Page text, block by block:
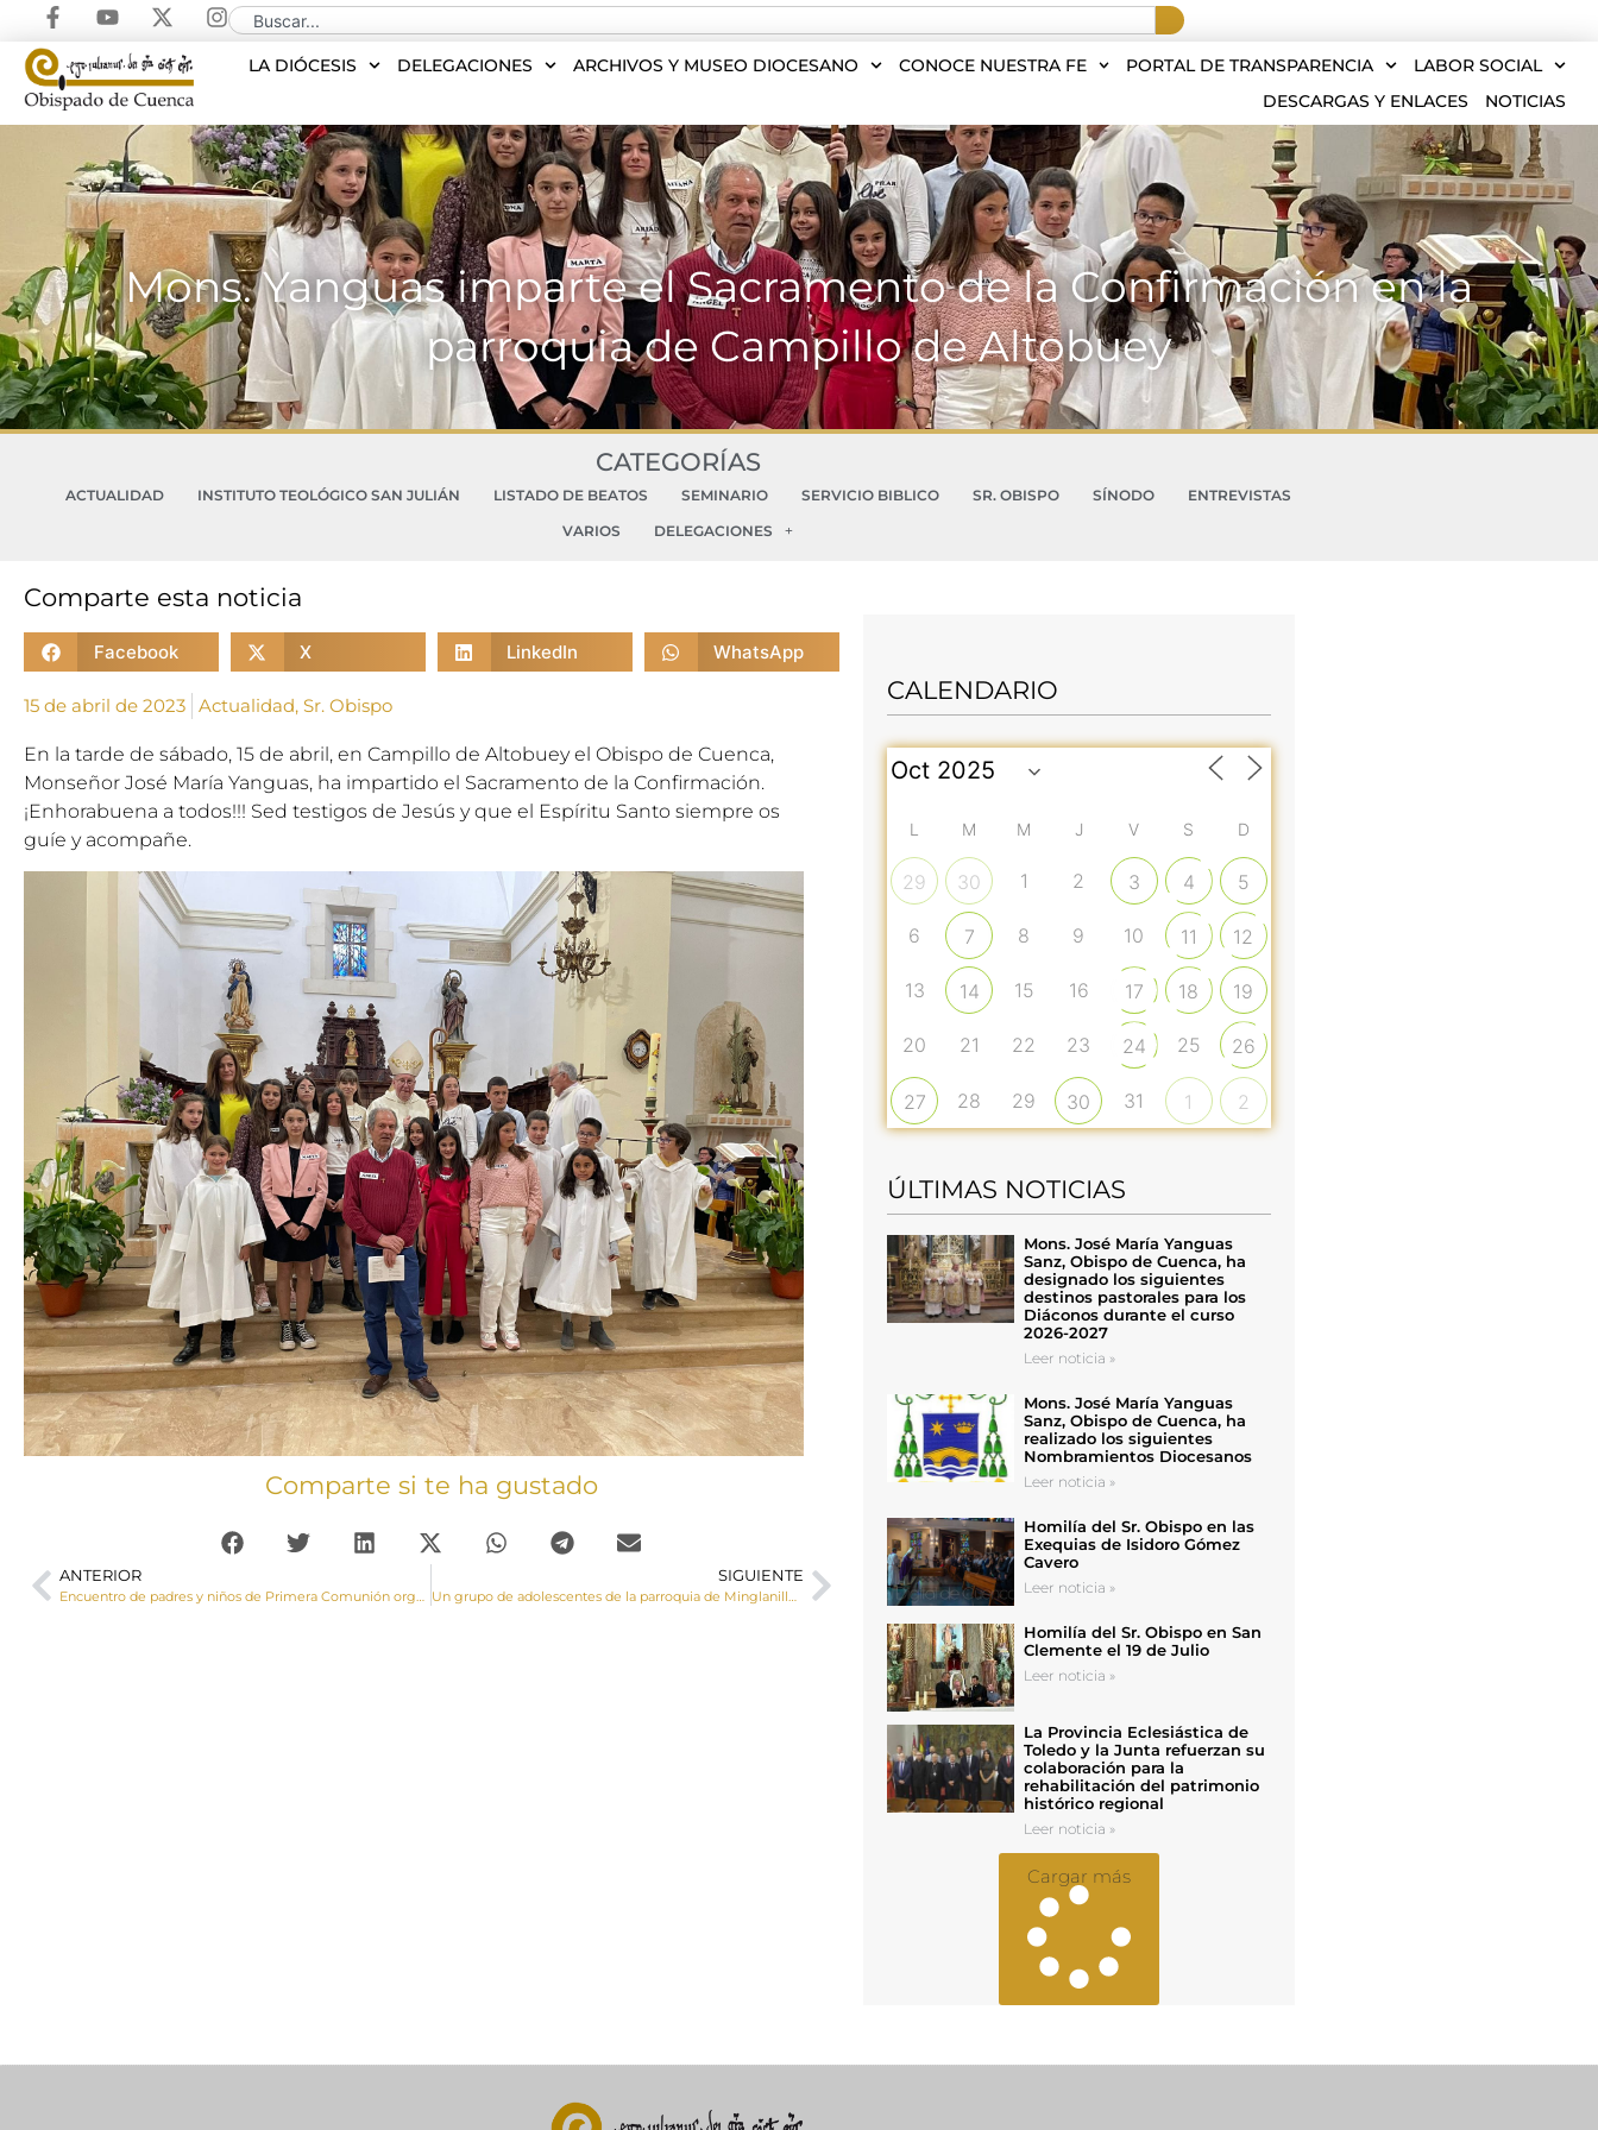
LA DIÓCESIS DELEGACIONES ARCHIVOS Y MUSEO DIOCESANO CONOCE NUESTRA FE PORTAL DE TRANSPARENCIA
LABOR SOCIAL
DESCARGAS Y ENLACES
NOTICIAS
Mons. Yanguas imparte el Sacramento de la Confirmación en la
parroquia de Campillo de Altobuey
CATEGORÍAS
ACTUALIDAD INSTITUTO TEOLÓGICO SAN JULIÁN LISTADO DE BEATOS SEMINARIO SERVICIO BIBLICO SR. OBISPO SÍNODO
ENTREVISTAS
VARIOS
DELEGACIONES
Comparte esta noticia
Facebook X LinkedIn WhatsApp
15 de abril de 2023 Actualidad, Sr. Obispo
En la tarde de sábado, 15 de abril, en Campillo de Altobuey el Obispo de Cuenca,
Monseñor José María Yanguas, ha impartido el Sacramento de la Confirmación.
¡Enhorabuena a todos!!! Sed testigos de Jesús y que el Espíritu Santo siempre os
guíe y acompañe.
Comparte si te ha gustado
ANTERIOR
Encuentro de padres y niños de Primera Comunión organizado por la Delegación Diocesana de Catequesis y Catecumenado
SIGUIENTE
Un grupo de adolescentes de la parroquia de Minglanilla reciben la Confirmación impartida por el Sr. Obispo
CALENDARIO
L M M J V S D
29 30 1 2 3 4 5
6 7 8 9 10 11 12
13 14 15 16 17 18 19
20 21 22 23 24 25 26
27 28 29 30 31 1 2
ÚLTIMAS NOTICIAS
Mons. José María Yanguas
Sanz, Obispo de Cuenca, ha
designado los siguientes
destinos pastorales para los
Diáconos durante el curso
2026-2027
Leer noticia »
Mons. José María Yanguas
Sanz, Obispo de Cuenca, ha
realizado los siguientes
Nombramientos Diocesanos
Leer noticia »
Homilía del Sr. Obispo en las
Exequias de Isidoro Gómez
Cavero
Leer noticia »
Homilía del Sr. Obispo en San
Clemente el 19 de Julio
Leer noticia »
La Provincia Eclesiástica de
Toledo y la Junta refuerzan su
colaboración para la
rehabilitación del patrimonio
histórico regional
Leer noticia »
Cargar más